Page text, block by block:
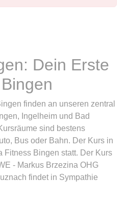
Dein Erste
finden an unseren zentral
Ingelheim und Bad
sind bestens
Bus oder Bahn. Der Kurs in
Fitness Bingen statt. Der Kurs
- Markus Brzezina OHG
findet in Sympathie